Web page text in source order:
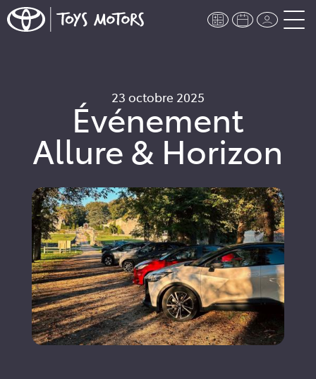
23 octobre 2025
Événement
Allure & Horizon